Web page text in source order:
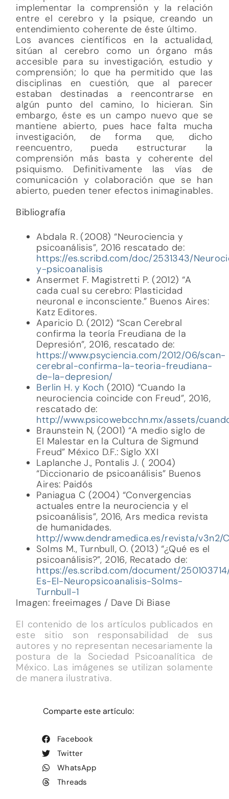
implementar la comprensión y la relación
entre el cerebro y la psique, creando un
entendimiento coherente de éste último.
Los avances científicos en la actualidad,
sitúan al cerebro como un órgano más
accesible para su investigación, estudio y
comprensión; lo que ha permitido que las
disciplinas en cuestión, que al parecer
estaban destinadas a reencontrarse en
algún punto del camino, lo hicieran. Sin
embargo, éste es un campo nuevo que se
mantiene abierto, pues hace falta mucha
investigación, de forma que, dicho
reencuentro, pueda estructurar la
comprensión más basta y coherente del
psiquismo. Definitivamente las vías de
comunicación y colaboración que se han
abierto, pueden tener efectos inimaginables.
Bibliografía
Abdala R. (2008) “Neurociencia y
psicoanálisis”, 2016 rescatado de:
https://es.scribd.com/doc/2531343/
y-psicoanalisis
Ansermet F. Magistretti P. (2012) “A
cada cual su cerebro: Plasticidad
neuronal e inconsciente.” Buenos Aires:
Katz Editores.
Aparicio D. (2012) “Scan Cerebral
confirma la teoría Freudiana de la
Depresión”, 2016, rescatado de:
https://www.psyciencia.com/2012/06/scan-
cerebral-confirma-la-teoria-freudiana-
de-la-depresion/
Berlin H. y Koch (2010) “Cuando la
neurociencia coincide con Freud”, 2016,
rescatado de:
http://www.psicowebcchn.mx/assets/
Braunstein N, (2001) “A medio siglo de
El Malestar en la Cultura de Sigmund
Freud” México D.F.: Siglo XXI
Laplanche J., Pontalis J. ( 2004)
“Diccionario de psicoanálisis” Buenos
Aires: Paidós
Paniagua C (2004) “Convergencias
actuales entre la neurociencia y el
psicoanálisis”, 2016, Ars medica revista
de humanidades.
http://www.dendramedica.es/revista/
Solms M., Turnbull, O. (2013) “¿Qué es el
psicoanálisis?”, 2016, Recatado de:
https://es.scribd.com/document/
Es-El-Neuropsicoanalisis-Solms-
Turnbull-1
Imagen: freeimages / Dave Di Biase
El contenido de los artículos publicados en
este sitio son responsabilidad de sus
autores y no representan necesariamente la
postura de la Sociedad Psicoanalítica de
México. Las imágenes se utilizan solamente
de manera ilustrativa.
Comparte este artículo:
Facebook
Twitter
WhatsApp
Threads